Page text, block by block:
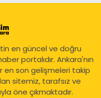
en güncel ve doğru
portalıdır. Ankara'nın
en son gelişmeleri takip
sitemiz, tarafsız ve
öne çıkmaktadır.